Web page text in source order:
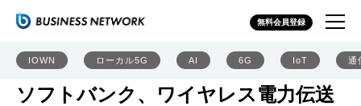
無料会員登録
IOWN ローカル5G AI 6G IoT 通
ソフトバンク、ワイヤレス電力伝送